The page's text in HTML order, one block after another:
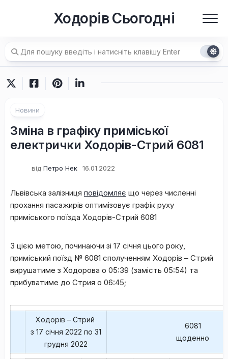
Ходорів Сьогодні
Новини
Зміна в графіку приміської
електрички Ходорів-Стрий 6081
від Петро Нек 16.01.2022
Львівська залізниця повідомляє що через численні
прохання пасажирів оптимізовує графік руху
приміського поїзда Ходорів-Стрий 6081
З цією метою, починаючи зі 17 січня цього року,
приміський поїзд № 6081 сполученням Ходорів – Стрий
вирушатиме з Ходорова о 05:39 (замість 05:54) та
прибуватиме до Стрия о 06:45;
Ходорів – Стрий
з 17 січня 2022 по 31
грудня 2022
6081
щоденно